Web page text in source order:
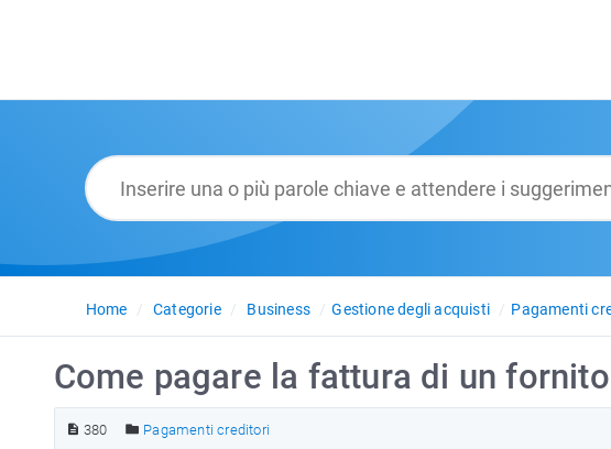
Home Categorie Business Gestione degli acquisti Pagamenti
Come pagare la fattura di un
380 Pagamenti creditori